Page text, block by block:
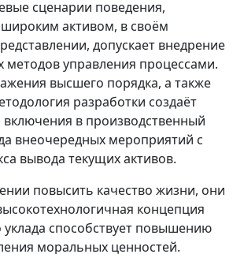
сценарии поведения,
широким активом, в своём
допускает внедрение
управления процессами.
высшего порядка, а также
разработки создаёт
в производственный
внеочередных мероприятий с
вывода текущих активов.
повысить качество жизни, они
концепция
способствует повышению
моральных ценностей.